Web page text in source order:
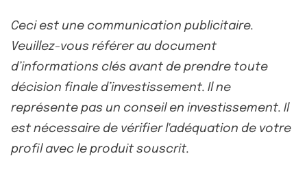
Ceci est une communication publicitaire.
Veuillez-vous référer au document
d’informations clés avant de prendre toute
décision finale d’investissement. Il ne
représente pas un conseil en investissement. Il
est nécessaire de vérifier l'adéquation de votre
profil avec le produit souscrit.